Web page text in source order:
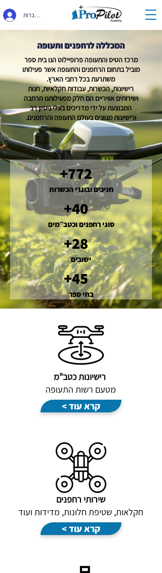
התחברות
המכללה לרחפנים ותעופה
+772
חניכים ובוגרי הכשרות
+40
סוגי רחפנים וכטב״מים
+28
ישובים
+45
בתי ספר
מרכז הטיס והתעופה פרופיילוט הנו בית ספר
מוביל בתחום הרחפנים והתעופה אשר פעילותו
משתרעת בכל רחבי הארץ.
רישיונות, הכשרות, עבודות חקלאיות, חנות
ושירותים אוויריים הם חלק מפעילותנו הרחבה
המבוצעת על ידי מדריכים בעלי ניסיון רב
ורישיונות מגוונים בעולם התעופה והרחפנים.
רישיונות כטב"מ
מטעם רשות התעופה
< קרא עוד
שירותי רחפנים
חקלאות, שטיפת חלונות, מדידות ועוד
< קרא עוד